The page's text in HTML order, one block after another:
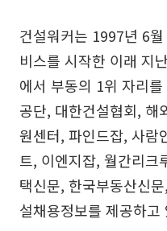
건설워커는 1997년 6
비스를 시작한 이래 지
에서 부동의 1위 자리
공단, 대한건설협회, 해
원센터, 파인드잡, 사람
트, 이엔지잡, 월간리크
택신문, 한국부동산신
설채용정보를 제공하고